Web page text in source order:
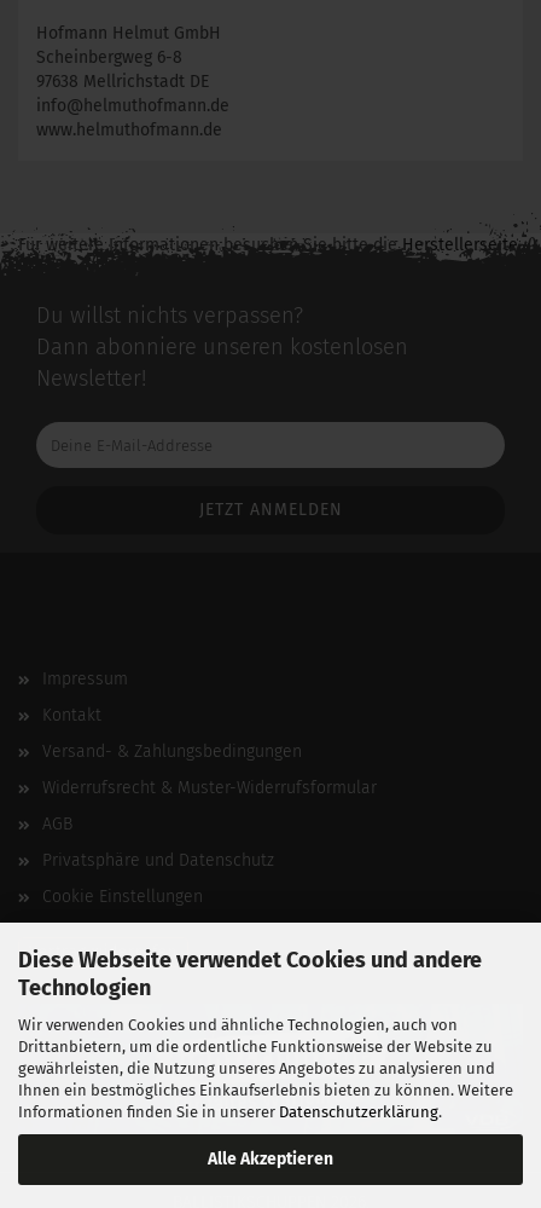
Diese Webseite verwendet Cookies und andere
Technologien
Wir verwenden Cookies und ähnliche Technologien, auch von
Drittanbietern, um die ordentliche Funktionsweise der Website zu
gewährleisten, die Nutzung unseres Angebotes zu analysieren und
Ihnen ein bestmögliches Einkaufserlebnis bieten zu können. Weitere
Informationen finden Sie in unserer Datenschutzerklärung.
Alle Akzeptieren
Hofmann Helmut GmbH
Scheinbergweg 6-8
97638 Mellrichstadt DE
info@helmuthofmann.de
www.helmuthofmann.de
Für weitere Informationen besuchen Sie bitte dieHerstellerseite
zu diesem Artikel.
Du willst nichts verpassen?
Dann abonniere unseren kostenlosen
Newsletter!
Deine
E-
Impressum
Kontakt
Versand- & Zahlungsbedingungen
Widerrufsrecht & Muster-Widerrufsformular
AGB
Privatsphäre und Datenschutz
Cookie Einstellungen
Vertrag widerrufen